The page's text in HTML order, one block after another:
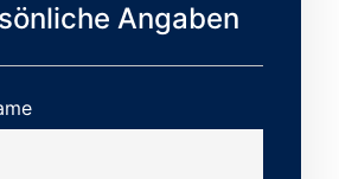
Angaben